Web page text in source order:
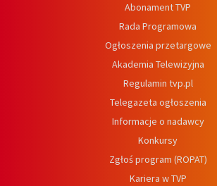
Abonament TVP
Rada Programowa
Ogłoszenia przetargowe
Akademia Telewizyjna
Regulamin tvp.pl
Telegazeta ogłoszenia
Informacje o nadawcy
Konkursy
Zgłoś program (ROPAT)
Kariera w TVP